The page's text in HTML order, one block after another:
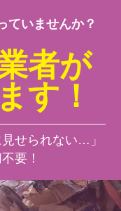
ていませんか？
者が
す！
せられない…」
要！